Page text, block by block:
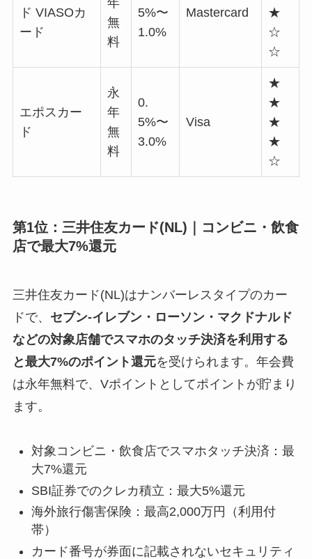
ド VIASOカ
ード
年
無
料
5%〜
1.0%
Mastercard
★
☆
☆
エポスカー
ド
永
年
無
料
0.
5%〜
3.0%
Visa
★
★
★
★
☆
第1位：三井住友カード(NL)｜コンビニ・飲食
店で最大7%還元
三井住友カード(NL)はナンバーレスタイプのカー
ドで、 セブン-イレブン・ローソン・マクドナルド
などの対象店舗でスマホのタッチ決済を利用する
と最大7%のポイント還元を受けられます。年会費
は永年無料で、Vポイントとしてポイントが貯まり
ます。
対象コンビニ・飲食店でスマホタッチ決済：最
大7%還元
SBI証券でのクレカ積立：最大5%還元
海外旅行傷害保険：最高2,000万円（利用付
帯）
カード番号が券面に記載されないセキュリティ